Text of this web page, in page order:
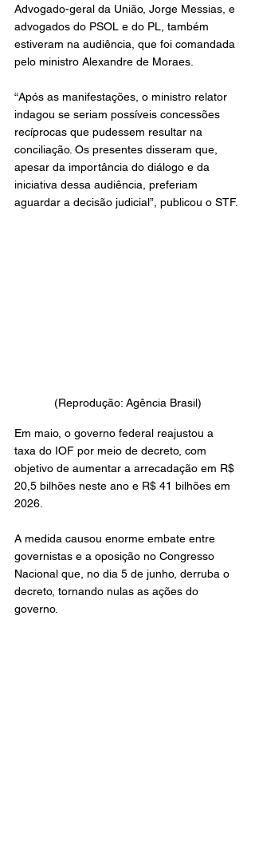
Advogado-geral da União, Jorge Messias, e
advogados do PSOL e do PL, também
estiveram na audiência, que foi comandada
pelo ministro Alexandre de Moraes.
“Após as manifestações, o ministro relator
indagou se seriam possíveis concessões
recíprocas que pudessem resultar na
conciliação. Os presentes disseram que,
apesar da importância do diálogo e da
iniciativa dessa audiência, preferiam
aguardar a decisão judicial”, publicou o STF.
(Reprodução: Agência Brasil)
Em maio, o governo federal reajustou a
taxa do IOF por meio de decreto, com
objetivo de aumentar a arrecadação em R$
20,5 bilhões neste ano e R$ 41 bilhões em
2026.
A medida causou enorme embate entre
governistas e a oposição no Congresso
Nacional que, no dia 5 de junho, derruba o
decreto, tornando nulas as ações do
governo.